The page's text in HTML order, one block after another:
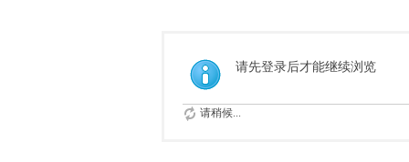
请先登录后才能继续浏览
请稍候...